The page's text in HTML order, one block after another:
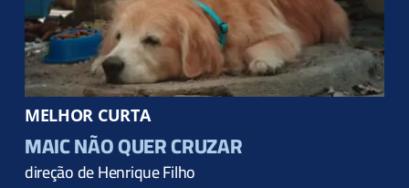
MELHOR CURTA
MAIC NÃO QUER CRUZAR
direção de Henrique Filho